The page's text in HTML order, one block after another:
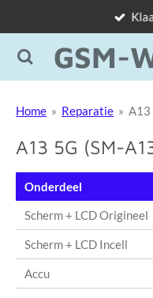
naar
de
GSM-
Home » Reparatie » A13
A13 5G (SM-
Onderdeel
Scherm + LCD Origineel
Scherm + LCD Incell
Accu